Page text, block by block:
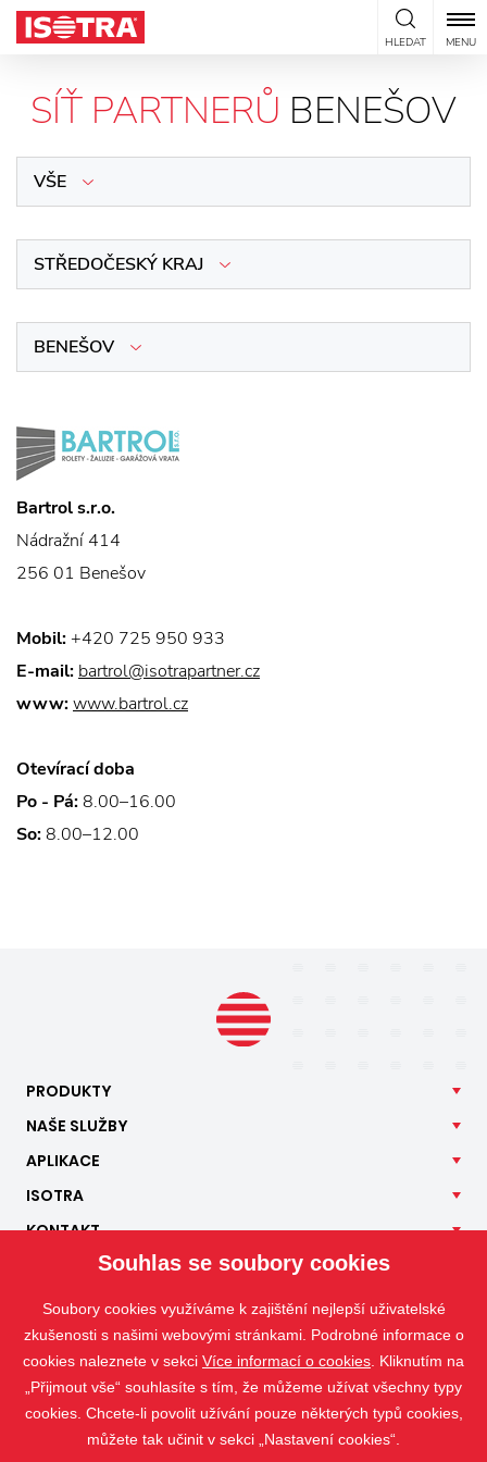
Přeskočit na obsah
HLEDAT MENU
SÍŤ PARTNERŮ BENEŠOV
VŠE
STŘEDOČESKÝ KRAJ
BENEŠOV
Bartrol s.r.o.
Nádražní 414
256 01 Benešov
Mobil: +420 725 950 933
E-mail: bartrol@isotrapartner.cz
www:www.bartrol.cz
Otevírací doba
Po - Pá:8.00–16.00
So:8.00–12.00
PRODUKTY
NAŠE SLUŽBY
APLIKACE
ISOTRA
KONTAKT
Souhlas se soubory cookies
Soubory cookies využíváme k zajištění nejlepší uživatelské
zkušenosti s našimi webovými stránkami. Podrobné informace o
cookies naleznete v sekci Více informací o cookies . Kliknutím na
„Přijmout vše“ souhlasíte s tím, že můžeme užívat všechny typy
cookies. Chcete-li povolit užívání pouze některých typů cookies,
můžete tak učinit v sekci „Nastavení cookies“.